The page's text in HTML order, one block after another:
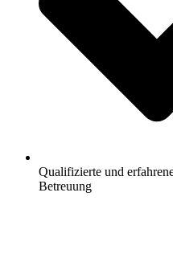
Qualifizierte und
Betreuung